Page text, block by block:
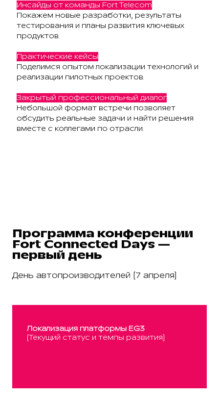
Инсайды от команды Fort Telecom
Покажем новые разработки, результаты
тестирования и планы развития ключевых
продуктов.
Практические кейсы
Поделимся опытом локализации технологий и
реализации пилотных проектов.
Закрытый профессиональный диалог
Небольшой формат встречи позволяет
обсудить реальные задачи и найти решения
вместе с коллегами по отрасли.
Программа конференции
Fort Connected Days —
первый день
День автопроизводителей (7 апреля)
Локализация платформы EG3
(Текущий статус и темпы развития)